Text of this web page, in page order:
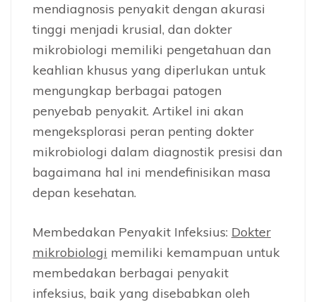
mendiagnosis penyakit dengan akurasi
tinggi menjadi krusial, dan dokter
mikrobiologi memiliki pengetahuan dan
keahlian khusus yang diperlukan untuk
mengungkap berbagai patogen
penyebab penyakit. Artikel ini akan
mengeksplorasi peran penting dokter
mikrobiologi dalam diagnostik presisi dan
bagaimana hal ini mendefinisikan masa
depan kesehatan.
Membedakan Penyakit Infeksius: Dokter
mikrobiologi memiliki kemampuan untuk
membedakan berbagai penyakit
infeksius, baik yang disebabkan oleh